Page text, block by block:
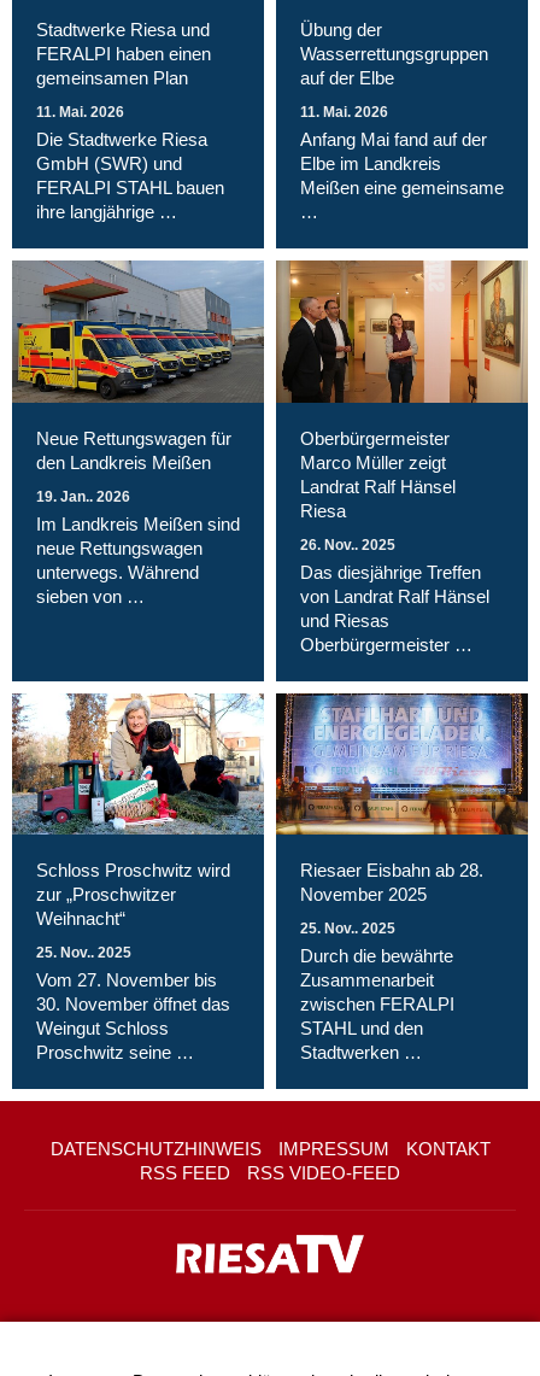
Stadtwerke Riesa und
FERALPI haben einen
gemeinsamen Plan
11. Mai. 2026
Die Stadtwerke Riesa
GmbH (SWR) und
FERALPI STAHL bauen
ihre langjährige …
Übung der
Wasserrettungsgruppen
auf der Elbe
11. Mai. 2026
Anfang Mai fand auf der
Elbe im Landkreis
Meißen eine gemeinsame
…
Neue Rettungswagen für
den Landkreis Meißen
19. Jan.. 2026
Im Landkreis Meißen sind
neue Rettungswagen
unterwegs. Während
sieben von …
Oberbürgermeister
Marco Müller zeigt
Landrat Ralf Hänsel
Riesa
26. Nov.. 2025
Das diesjährige Treffen
von Landrat Ralf Hänsel
und Riesas
Oberbürgermeister …
Schloss Proschwitz wird
zur „Proschwitzer
Weihnacht“
25. Nov.. 2025
Vom 27. November bis
30. November öffnet das
Weingut Schloss
Proschwitz seine …
Riesaer Eisbahn ab 28.
November 2025
25. Nov.. 2025
Durch die bewährte
Zusammenarbeit
zwischen FERALPI
STAHL und den
Stadtwerken …
DATENSCHUTZHINWEIS IMPRESSUM
KONTAKT
RSS FEED
RSS VIDEO-FEED